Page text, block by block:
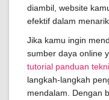
diambil, website
efektif dalam
Jika kamu ingin
sumber daya online
tutorial panduan
langkah-langkah
mendalam. Dengan